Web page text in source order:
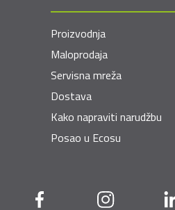
Proizvodnja
Maloprodaja
Servisna mreža
Dostava
Kako napraviti narudžbu
Posao u Ecosu